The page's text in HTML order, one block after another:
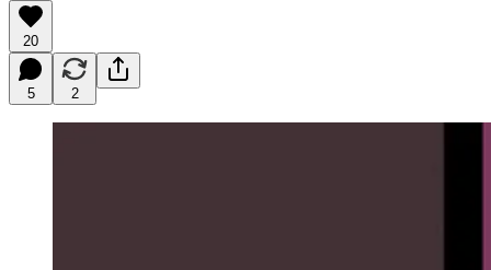
20
5 2